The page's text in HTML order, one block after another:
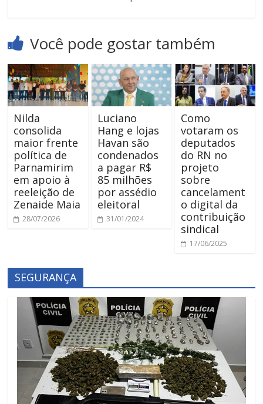
Você pode gostar também
Nilda
consolida
maior frente
política de
Parnamirim
em apoio à
reeleição de
Zenaide Maia
28/07/2026
Luciano
Hang e lojas
Havan são
condenados
a pagar R$
85 milhões
por assédio
eleitoral
31/01/2024
Como
votaram os
deputados
do RN no
projeto
sobre
cancelament
o digital da
contribuição
sindical
17/06/2025
SEGURANÇA